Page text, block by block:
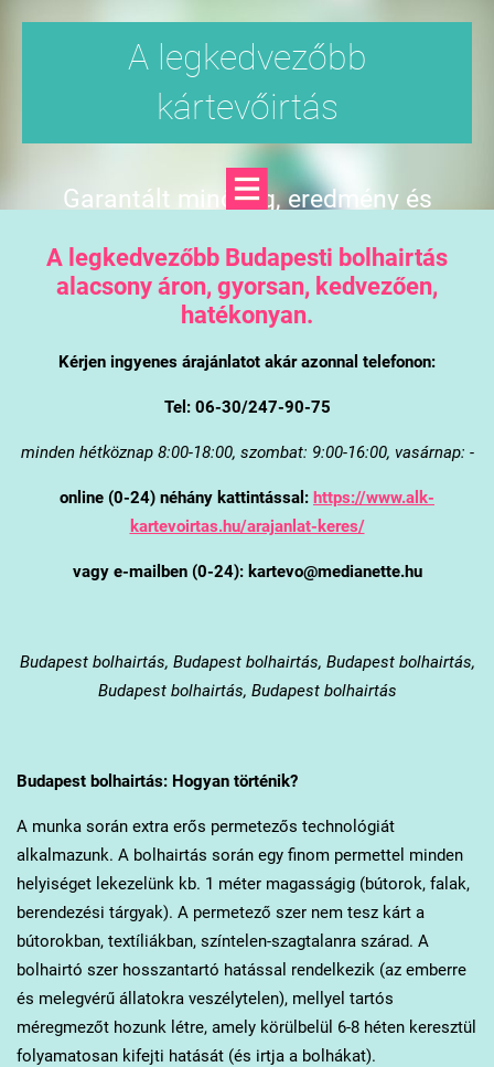
A legkedvezőbb
kártevőirtás
Garantált minőség, eredmény és
A legkedvezőbb Budapesti bolhairtás
alacsony áron, gyorsan, kedvezően,
hatékonyan.
Kérjen ingyenes árajánlatot akár azonnal telefonon:
Tel: 06-30/247-90-75
minden hétköznap 8:00-18:00, szombat: 9:00-16:00, vasárnap: -
online (0-24) néhány kattintással: https://www.alk-
kartevoirtas.hu/arajanlat-keres/
vagy e-mailben (0-24): kartevo@medianette.hu
Budapestbolhairtás, Budapest bolhairtás, Budapest bolhairtás,
Budapest bolhairtás, Budapest bolhairtás
Budapestbolhairtás: Hogyan történik?
A munka során extra erős permetezős technológiát
alkalmazunk. A bolhairtás során egy finom permettel minden
helyiséget lekezelünk kb. 1 méter magasságig (bútorok, falak,
berendezési tárgyak). A permetező szer nem tesz kárt a
bútorokban, textíliákban, színtelen-szagtalanra szárad. A
bolhairtó szer hosszantartó hatással rendelkezik (az emberre
és melegvérű állatokra veszélytelen), mellyel tartós
méregmezőt hozunk létre, amely körülbelül 6-8 héten keresztül
folyamatosan kifejti hatását (és irtja a bolhákat).